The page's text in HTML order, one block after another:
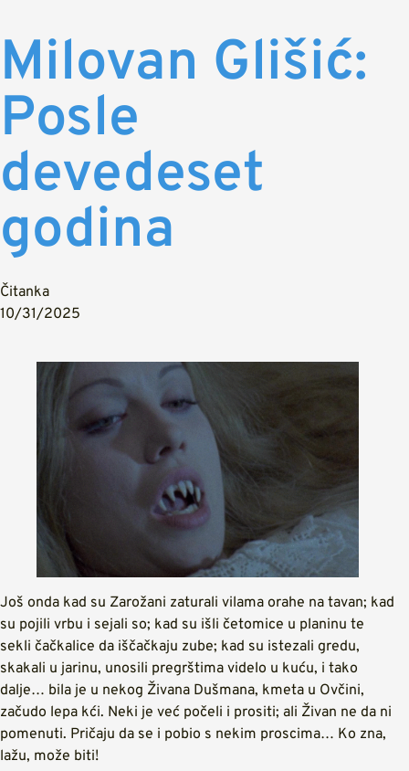
Milovan Glišić:
Posle
devedeset
godina
Čitanka
10/31/2025
Još onda kad su Zarožani zaturali vilama orahe na tavan; kad
su pojili vrbu i sejali so; kad su išli četomice u planinu te
sekli čačkalice da iščačkaju zube; kad su istezali gredu,
skakali u jarinu, unosili pregrštima videlo u kuću, i tako
dalje… bila je u nekog Živana Dušmana, kmeta u Ovčini,
začudo lepa kći. Neki je već počeli i prositi; ali Živan ne da ni
pomenuti. Pričaju da se i pobio s nekim proscima… Ko zna,
lažu, može biti!